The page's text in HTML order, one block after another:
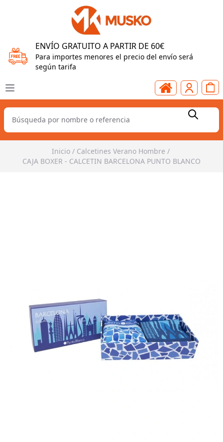
ENVÍO GRATUITO A PARTIR DE 60€
Para importes menores el precio del envío será
según tarifa
Inicio / Calcetines Verano Hombre /
CAJA BOXER - CALCETIN BARCELONA PUNTO BLANCO